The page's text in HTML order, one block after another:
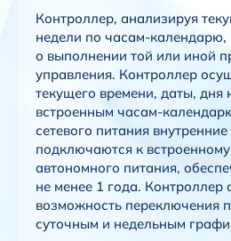
Контроллер, анализируя
недели по часам-
о выполнении той или иной
управления. Контроллер
текущего времени, даты, дня
встроенным часам-
сетевого питания
подключаются к
автономного питания,
не менее 1 года. Контроллер
возможность переключения
суточным и недельным